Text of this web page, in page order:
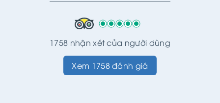
1758 nhận xét của người dùng
Xem 1758 đánh giá